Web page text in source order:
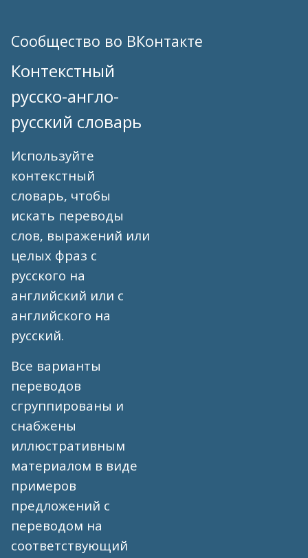
Сообщество во ВКонтакте
Контекстный
русско-англо-
русский словарь
Используйте
контекстный
словарь, чтобы
искать переводы
слов, выражений или
целых фраз с
русского на
английский или с
английского на
русский.
Все варианты
переводов
сгруппированы и
снабжены
иллюстративным
материалом в виде
примеров
предложений с
переводом на
соответствующий